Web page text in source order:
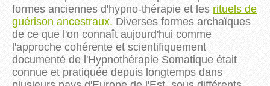
formes anciennes d'hypno-thérapie et les rituels de
guérison ancestraux. Diverses formes archaïques
de ce que l'on connaît aujourd'hui comme
l'approche cohérente et scientifiquement
documenté de l'Hypnothérapie Somatique était
connue et pratiquée depuis longtemps dans